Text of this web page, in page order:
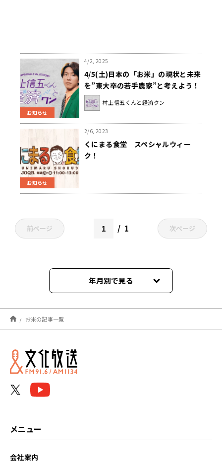
お知らせ
4/2, 2025
4/5(土)日本の「お米」の現状と未来
を”東大卒の若手農家”と考えよう！
『村上信五くんと経済クン』
村上信五くんと経済クン
お知らせ
2/6, 2023
くにまる食堂 スペシャルウィー
ク！
前ページ 1 次ページ
年月別で見る
2026年05月
2025年12月
2025年06月
お米の記事一覧
メニュー
会社案内